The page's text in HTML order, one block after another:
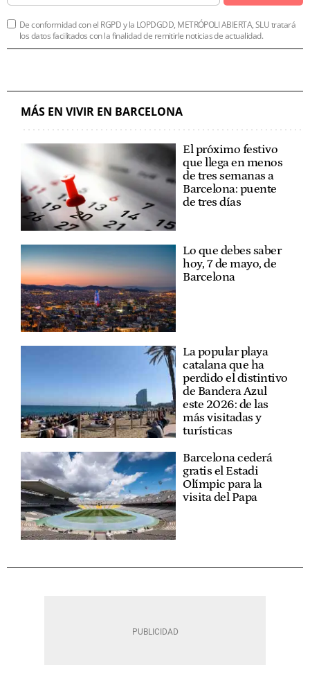
De conformidad con el RGPD y la LOPDGDD, METRÓPOLI ABIERTA, SLU tratará
los datos facilitados con la finalidad de remitirle noticias de actualidad.
MÁS EN VIVIR EN BARCELONA
El próximo festivo
que llega en menos
de tres semanas a
Barcelona: puente
de tres días
Lo que debes saber
hoy, 7 de mayo, de
Barcelona
La popular playa
catalana que ha
perdido el distintivo
de Bandera Azul
este 2026: de las
más visitadas y
turísticas
Barcelona cederá
gratis el Estadi
Olímpic para la
visita del Papa